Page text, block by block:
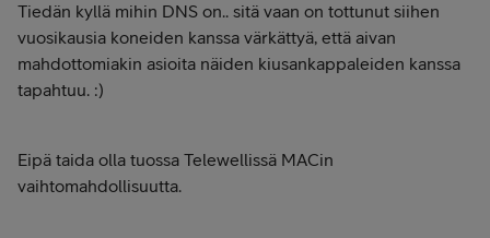
Tiedän kyllä mihin DNS on.. sitä vaan on tottunut siihen
vuosikausia koneiden kanssa värkättyä, että aivan
mahdottomiakin asioita näiden kiusankappaleiden kanssa
tapahtuu. :)
Eipä taida olla tuossa Telewellissä MACin
vaihtomahdollisuutta.